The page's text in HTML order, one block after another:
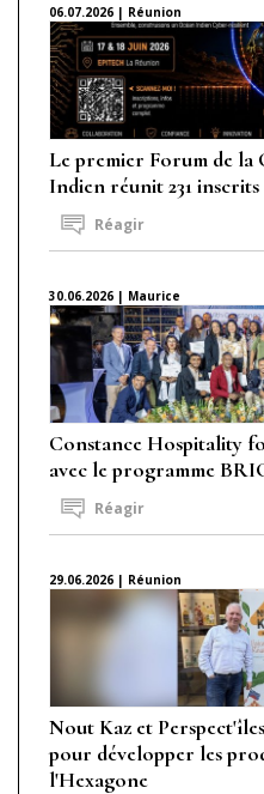
06.07.2026 | Réunion
Le premier Forum de la
Indien réunit 231
Réagir
30.06.2026 | Maurice
Constance Hospitality
avec le programme
Réagir
29.06.2026 | Réunion
Nout Kaz et
pour développer les
l'Hexagone